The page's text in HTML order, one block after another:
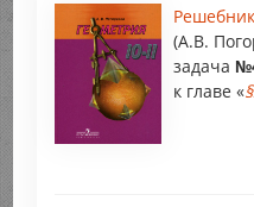
Решебник
(А.В.
задача
к главе «